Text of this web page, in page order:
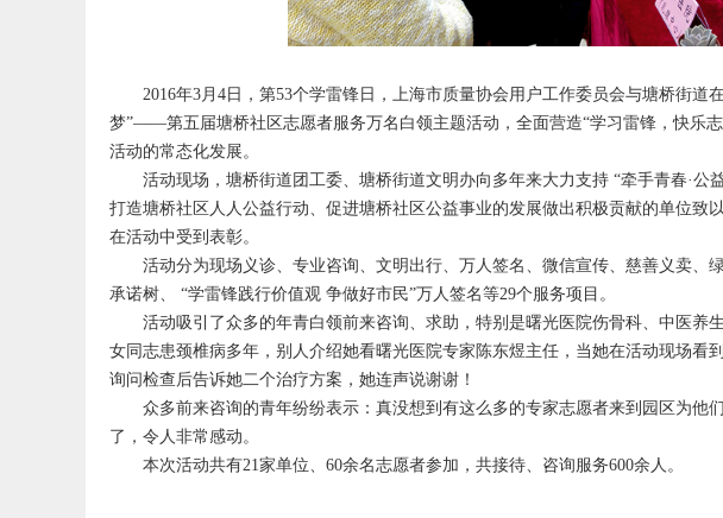
2016年3月4日，第53个学雷锋日，上海市质量协会用户工作委员会与塘桥街道
梦”——第五届塘桥社区志愿者服务万名白领主题活动，全面营造“学习雷锋，快乐
活动的常态化发展。
活动现场，塘桥街道团工委、塘桥街道文明办向多年来大力支持 “牵手青春·公
打造塘桥社区人人公益行动、促进塘桥社区公益事业的发展做出积极贡献的单位致
在活动中受到表彰。
活动分为现场义诊、专业咨询、文明出行、万人签名、微信宣传、慈善义卖、
承诺树、 “学雷锋践行价值观 争做好市民”万人签名等29个服务项目。
活动吸引了众多的年青白领前来咨询、求助，特别是曙光医院伤骨科、中医养
女同志患颈椎病多年，别人介绍她看曙光医院专家陈东煜主任，当她在活动现场看
询问检查后告诉她二个治疗方案，她连声说谢谢！
众多前来咨询的青年纷纷表示：真没想到有这么多的专家志愿者来到园区为他
了，令人非常感动。
本次活动共有21家单位、60余名志愿者参加，共接待、咨询服务600余人。